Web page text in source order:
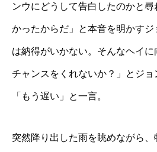
ンウにどうして告白したのかと
かったからだ」と本音を明かすジ
は納得がいかない。そんなヘイ
チャンスをくれないか？」とジョ
「もう遅い」と一言。
突然降り出した雨を眺めながら、